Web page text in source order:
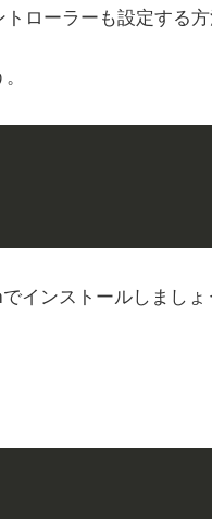
ローラーも設定する方
インストールしましょ